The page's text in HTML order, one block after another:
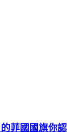
菲國國旗你